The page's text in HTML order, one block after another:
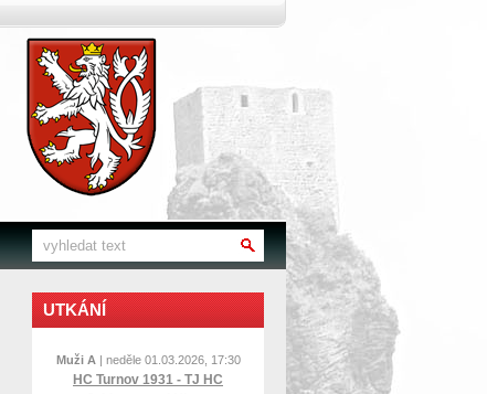
UTKÁNÍ
Muži A | neděle 01.03.2026, 17:30
HC Turnov 1931 - TJ HC